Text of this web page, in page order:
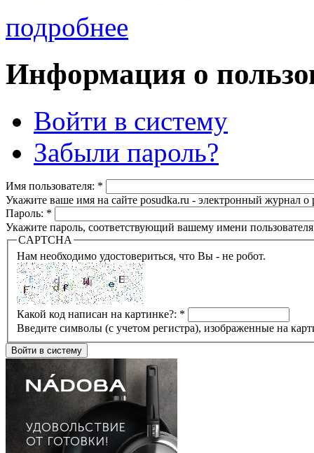
подробнее
Информация о
Войти в систему
Забыли пароль?
Имя пользователя: *
Укажите ваше имя на сайте posudka.ru - электронный журнал
Пароль: *
Укажите пароль, соответствующий вашему имени
CAPTCHA
Нам необходимо удостовериться, что Вы - не робот.
Какой код написан на картинке?: *
Введите символы (с учетом регистра), изображенные на